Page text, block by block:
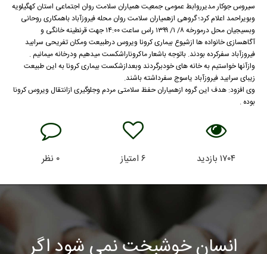
سیروس جوکار مدیرروابط عمومی جمعیت همیاران سلامت روان اجتماعی استان کهگیلویه
وبویراحمد اعلام کرد؛ گروهی ازهمیاران سلامت روان محله فیروزآباد باهمکاری روحانی
وبسیجیان محل درمورخه ۸/ ۱/ ۱۳۹۹ راس ساعت ۱۴:۰۰ جهت قرنطینه خانگی و
آگاهسازی خانواده ها ازشیوع بیماری کرونا ویروس درطبیعت ومکان تفریحی سرابید
فیروزآباد سفرکرده بودند. باتوجه باشعار ماکروناراشکست میدهیم ودرخانه میمانیم .
وازآنها خواستیم به خانه های خودبرگردند وبعدازشکست بیماری کرونا به این طبیعت
زیبای سرابید فیروزآباد یاسوج سفرداشته باشند.
وی افزود: هدف این گروه ازهمیاران حفظ سلامتی مردم وجلوگیری ازانتقال ویروس کرونا
بوده .
۱۷۰۴بازدید ۶امتیاز ۰ نظر
انسان خوشبخت نمی شود اگر